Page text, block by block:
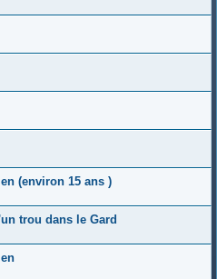
(environ 15 ans )
trou dans le Gard